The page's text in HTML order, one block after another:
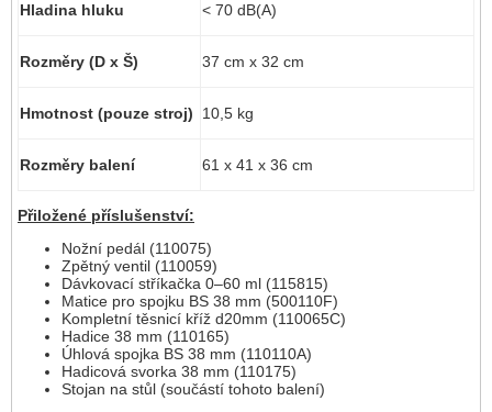
Hladina hluku < 70 dB(A)
Rozměry (D x Š) 37 cm x 32 cm
Hmotnost (pouze stroj) 10,5 kg
Rozměry balení 61 x 41 x 36 cm
Přiložené příslušenství:
Nožní pedál (110075)
Zpětný ventil (110059)
Dávkovací stříkačka 0–60 ml (115815)
Matice pro spojku BS 38 mm (500110F)
Kompletní těsnicí kříž d20mm (110065C)
Hadice 38 mm (110165)
Úhlová spojka BS 38 mm (110110A)
Hadicová svorka 38 mm (110175)
Stojan na stůl (součástí tohoto balení)